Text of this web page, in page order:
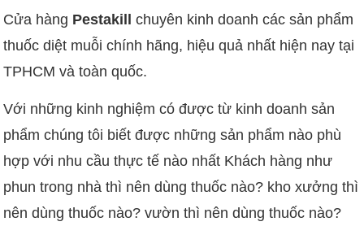
Cửa hàng Pestakill chuyên kinh doanh các sản phẩm
thuốc diệt muỗi chính hãng, hiệu quả nhất hiện nay tại
TPHCM và toàn quốc.
Với những kinh nghiệm có được từ kinh doanh sản
phẩm chúng tôi biết được những sản phẩm nào phù
hợp với nhu cầu thực tế nào nhất Khách hàng như
phun trong nhà thì nên dùng thuốc nào? kho xưởng thì
nên dùng thuốc nào? vườn thì nên dùng thuốc nào?